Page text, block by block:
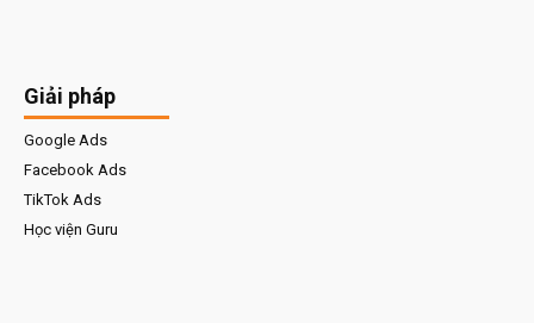
Giải pháp
Google Ads
Facebook Ads
TikTok Ads
Học viện Guru